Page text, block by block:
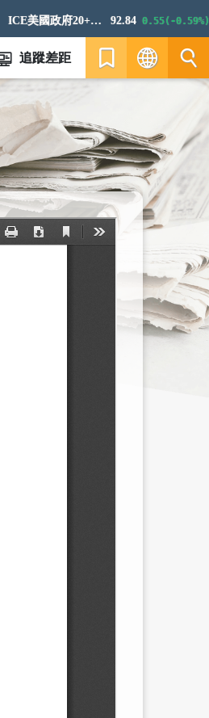
ICE美國政府20+年期債券指數 92.84 0.55(-0.59%)
追蹤差距
EN